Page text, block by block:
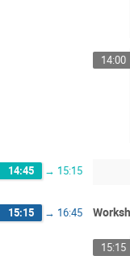
14:00
14:45 → 15:15
15:15 → 16:45
15:15